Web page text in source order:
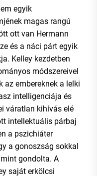
egyik
magas rangú
ott van Hermann
és a náci párt egyik
Kelley kezdetben
módszereivel
az embereknek a lelki
intelligenciája és
váratlan kihívás elé
intellektuális párbaj
a pszichiáter
a gonoszság sokkal
gondolta. A
saját erkölcsi